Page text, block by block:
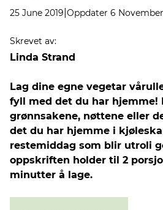
25 June 2019 Oppdater 6
Skrevet av:
Linda Strand
Lag dine egne vegetar
fyll med det du har hjemme!
grønnsakene, nøttene eller
det du har hjemme i
restemiddag som blir utroli
oppskriften holder til 2
minutter å lage.